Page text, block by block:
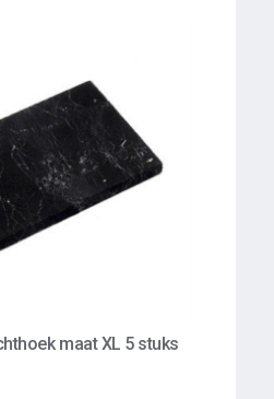
maat XL 5 stuks